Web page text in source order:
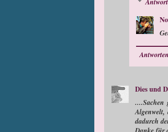
Antworten
Dies und
....Sachen
Algenwelt,
dadurch